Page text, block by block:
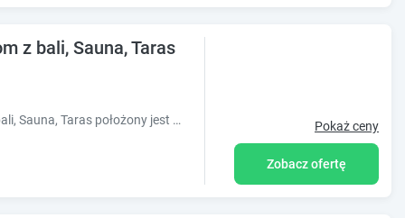
z bali, Sauna, Taras
Obiekt Poziomkowy Dom- Wisła, Dom z bali, Sauna, Taras położony jest w miejscowości Wisła i oferuje dostęp do sauny. Odległość ważnych miejs Pokaż ceny
Zobacz ofertę